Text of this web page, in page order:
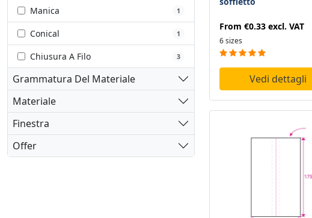
105 X 105 Mm 1
110 X 76 Mm 1
110 X 110 Mm 1
113 X 87 Mm 1
114 X 119 Mm 1
119 X 114 Mm 1
120 X 65 Mm 1
Manica 1
Conical 1
Chiusura A Filo 3
Grammatura Del Materiale
Materiale
Finestra
Offer
From €0.33 excl. VAT
6 sizes
Vedi dettagli